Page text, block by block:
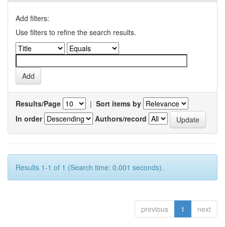
Add filters:
Use filters to refine the search results.
Results/Page | Sort items by
In order
Authors/record
Results 1-1 of 1 (Search time: 0.001 seconds).
previous 1 next